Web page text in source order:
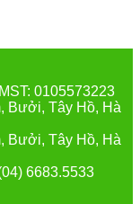
0105573223
Bưởi, Tây Hồ, Hà
Bưởi, Tây Hồ, Hà
6683.5533